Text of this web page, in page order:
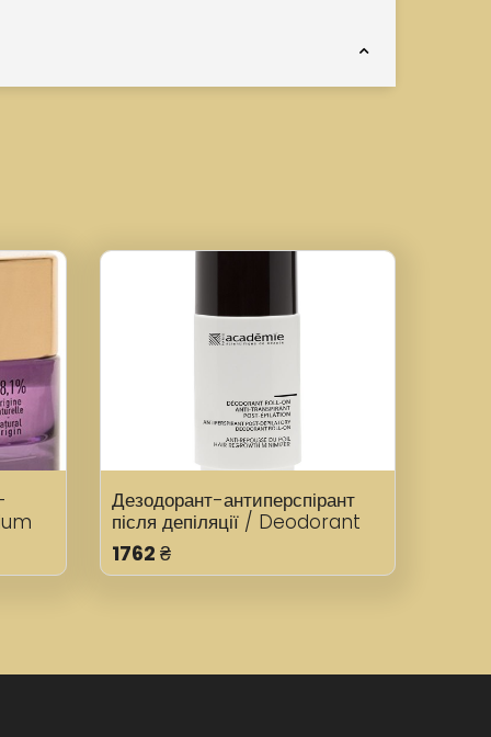
Дезодорант-антиперспірант
після депіляції / Deodorant
Roll-On Anti-Transpirant
Post-Épilation 50 мл
1762 ₴